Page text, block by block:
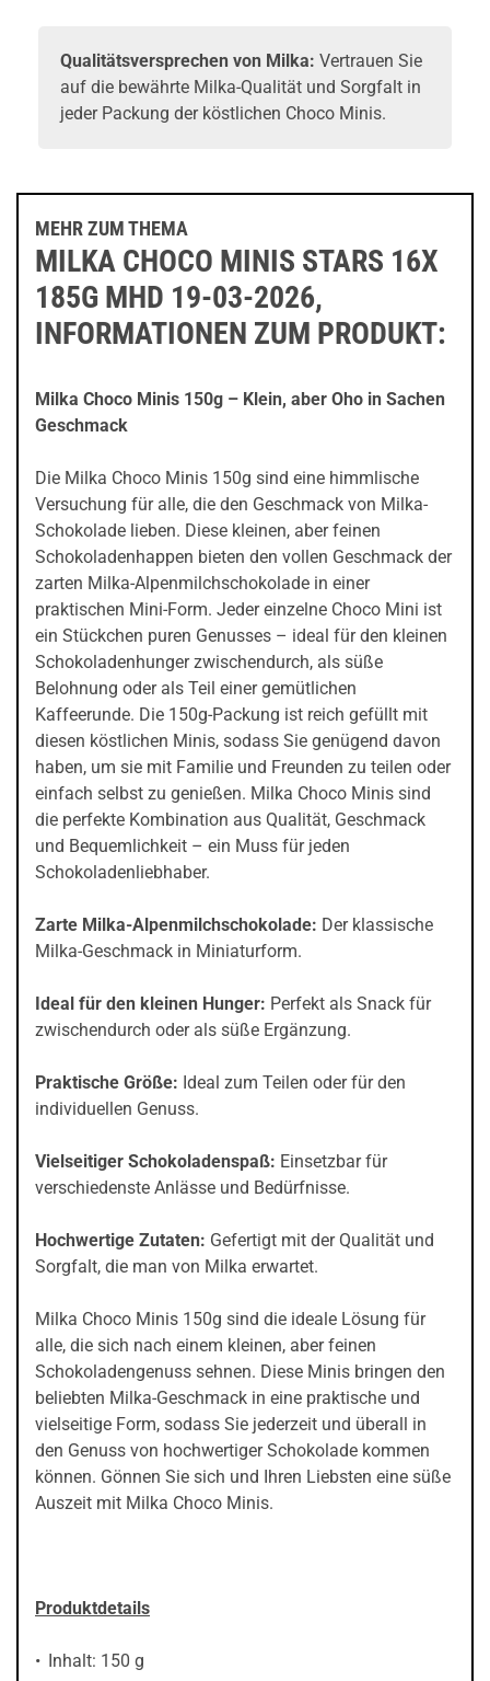
Qualitätsversprechen von Milka: Vertrauen Sie
auf die bewährte Milka-Qualität und Sorgfalt in
jeder Packung der köstlichen Choco Minis.
MEHR ZUM THEMA
MILKA CHOCO MINIS STARS 16X
185G MHD 19-03-2026,
INFORMATIONEN ZUM PRODUKT:
Milka Choco Minis 150g – Klein, aber Oho in Sachen
Geschmack
Die Milka Choco Minis 150g sind eine himmlische
Versuchung für alle, die den Geschmack von Milka-
Schokolade lieben. Diese kleinen, aber feinen
Schokoladenhappen bieten den vollen Geschmack der
zarten Milka-Alpenmilchschokolade in einer
praktischen Mini-Form. Jeder einzelne Choco Mini ist
ein Stückchen puren Genusses – ideal für den kleinen
Schokoladenhunger zwischendurch, als süße
Belohnung oder als Teil einer gemütlichen
Kaffeerunde. Die 150g-Packung ist reich gefüllt mit
diesen köstlichen Minis, sodass Sie genügend davon
haben, um sie mit Familie und Freunden zu teilen oder
einfach selbst zu genießen. Milka Choco Minis sind
die perfekte Kombination aus Qualität, Geschmack
und Bequemlichkeit – ein Muss für jeden
Schokoladenliebhaber.
Zarte Milka-Alpenmilchschokolade: Der klassische
Milka-Geschmack in Miniaturform.
Ideal für den kleinen Hunger: Perfekt als Snack für
zwischendurch oder als süße Ergänzung.
Praktische Größe: Ideal zum Teilen oder für den
individuellen Genuss.
Vielseitiger Schokoladenspaß: Einsetzbar für
verschiedenste Anlässe und Bedürfnisse.
Hochwertige Zutaten: Gefertigt mit der Qualität und
Sorgfalt, die man von Milka erwartet.
Milka Choco Minis 150g sind die ideale Lösung für
alle, die sich nach einem kleinen, aber feinen
Schokoladengenuss sehnen. Diese Minis bringen den
beliebten Milka-Geschmack in eine praktische und
vielseitige Form, sodass Sie jederzeit und überall in
den Genuss von hochwertiger Schokolade kommen
können. Gönnen Sie sich und Ihren Liebsten eine süße
Auszeit mit Milka Choco Minis.
Produktdetails
Inhalt: 150 g